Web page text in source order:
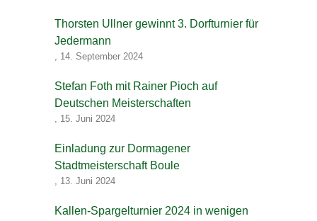
Thorsten Ullner gewinnt 3. Dorfturnier für
Jedermann
, 14. September 2024
Stefan Foth mit Rainer Pioch auf
Deutschen Meisterschaften
, 15. Juni 2024
Einladung zur Dormagener
Stadtmeisterschaft Boule
, 13. Juni 2024
Kallen-Spargelturnier 2024 in wenigen